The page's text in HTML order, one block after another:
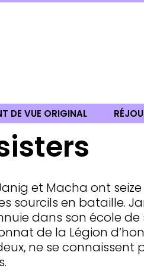
DE VUE ORIGINAL
et Macha ont
sourcils en bataille.
dans son école
de la Légion
ne se connaissent